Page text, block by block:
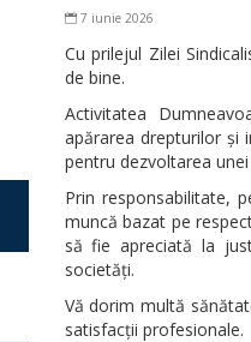
7 iunie 2026
Cu prilejul Zilei
de bine.
Activitatea
apărarea drepturilor și
pentru dezvoltarea
Prin responsabilitate,
muncă bazat pe
să fie apreciată la
societăți.
Vă dorim multă
satisfacții profesionale.